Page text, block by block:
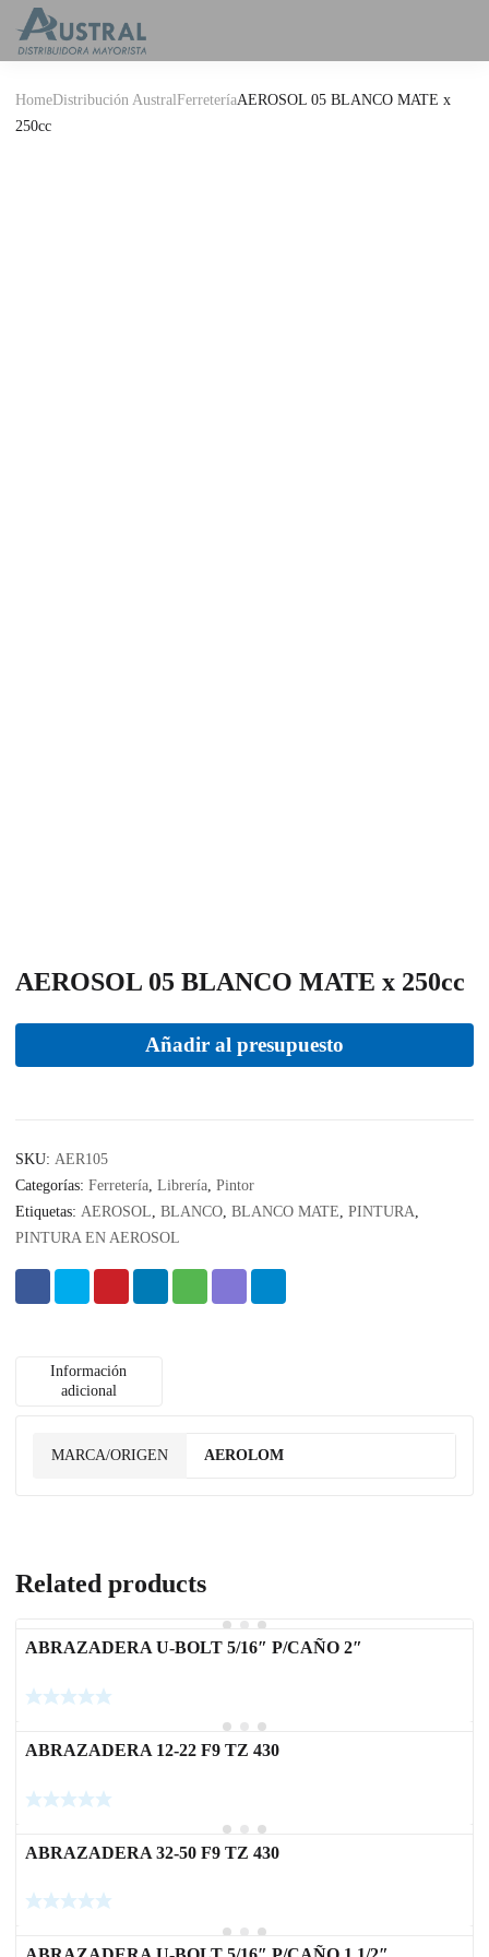
HomeDistribución Austral FerreteríaAEROSOL 05 BLANCO MATE x
250cc
AEROSOL 05 BLANCO MATE x 250cc
Añadir al presupuesto
SKU: AER105
Categorías: Ferretería, Librería, Pintor
Etiquetas: AEROSOL, BLANCO, BLANCO MATE, PINTURA,
PINTURA EN AEROSOL
Información
adicional
MARCA/ORIGEN AEROLOM
Related products
ABRAZADERA U-BOLT 5/16″ P/CAÑO 2″
ABRAZADERA 12-22 F9 TZ 430
ABRAZADERA 32-50 F9 TZ 430